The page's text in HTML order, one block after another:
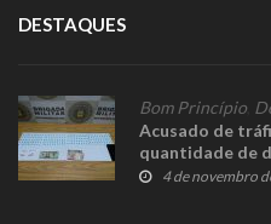
DESTAQUES
Bom Princípio
Acusado de
quantidade de
Princípio
4 de novembro